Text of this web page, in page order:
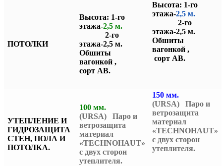
ПОТОЛКИ
Высота: 1-го
этажа-2,5 м.
2-го
этажа-2,5 м.
Обшиты
вагонкой ,
сорт АВ.
Высота: 1-го
этажа-2,5 м.
2-го
этажа-2,5 м.
Обшиты
вагонкой ,
сорт АВ.
УТЕПЛЕНИЕ И
ГИДРОЗАЩИТА
СТЕН, ПОЛА И
ПОТОЛКА.
100 мм.
(URSA) Паро и
ветрозащита
материал
«TECHNOHAUT»
с двух сторон
утеплителя.
150 мм.
(URSA) Паро и
ветрозащита
материал
«TECHNOHAUT»
с двух сторон
утеплителя.